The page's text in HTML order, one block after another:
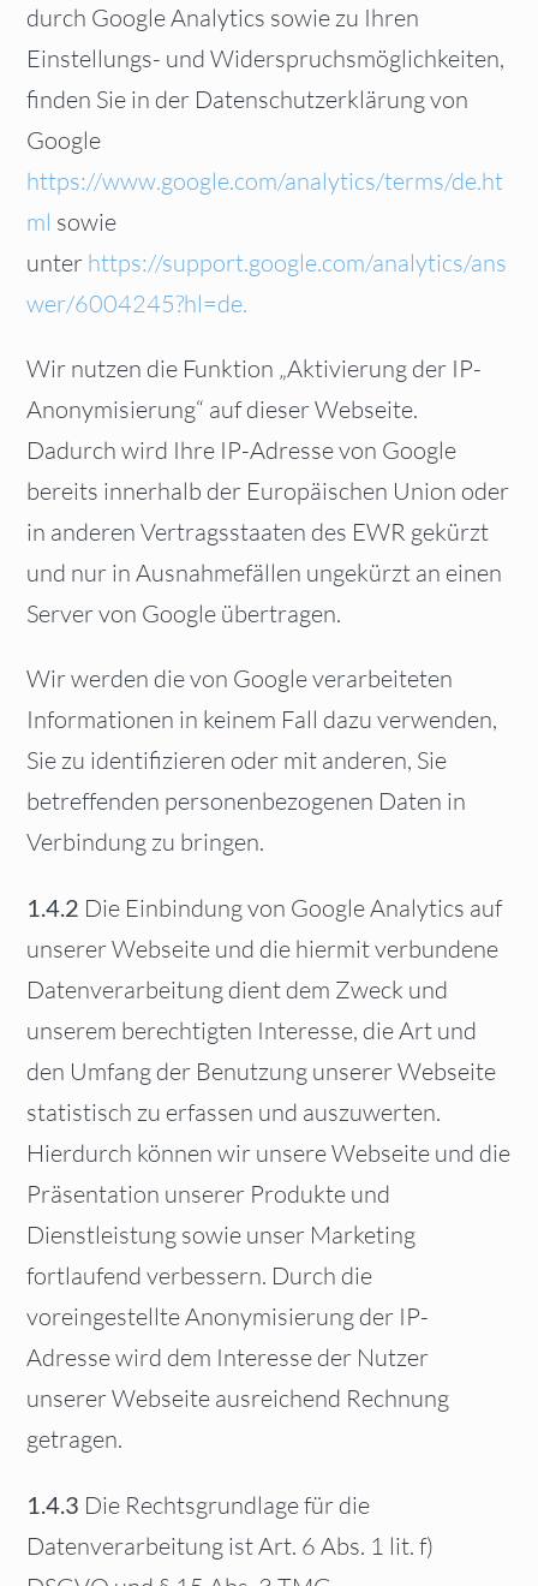
durch Google Analytics sowie zu Ihren
Einstellungs- und Widerspruchsmöglichkeiten,
finden Sie in der Datenschutzerklärung von
Google
https://www.google.com/analytics/terms/de.ht
ml sowie
unter https://support.google.com/analytics/ans
wer/6004245?hl=de.
Wir nutzen die Funktion „Aktivierung der IP-
Anonymisierung“ auf dieser Webseite.
Dadurch wird Ihre IP-Adresse von Google
bereits innerhalb der Europäischen Union oder
in anderen Vertragsstaaten des EWR gekürzt
und nur in Ausnahmefällen ungekürzt an einen
Server von Google übertragen.
Wir werden die von Google verarbeiteten
Informationen in keinem Fall dazu verwenden,
Sie zu identifizieren oder mit anderen, Sie
betreffenden personenbezogenen Daten in
Verbindung zu bringen.
1.4.2 Die Einbindung von Google Analytics auf
unserer Webseite und die hiermit verbundene
Datenverarbeitung dient dem Zweck und
unserem berechtigten Interesse, die Art und
den Umfang der Benutzung unserer Webseite
statistisch zu erfassen und auszuwerten.
Hierdurch können wir unsere Webseite und die
Präsentation unserer Produkte und
Dienstleistung sowie unser Marketing
fortlaufend verbessern. Durch die
voreingestellte Anonymisierung der IP-
Adresse wird dem Interesse der Nutzer
unserer Webseite ausreichend Rechnung
getragen.
1.4.3 Die Rechtsgrundlage für die
Datenverarbeitung ist Art. 6 Abs. 1 lit. f)